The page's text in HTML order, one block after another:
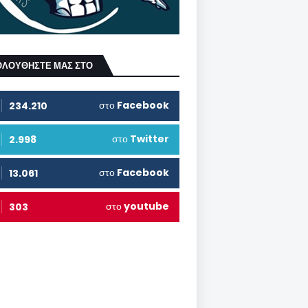
ΜΑΣ ΣΤΟ
234.210 στο Facebook
2.998 στο Twitter
13.061 στο Facebook
303 στοyoutube